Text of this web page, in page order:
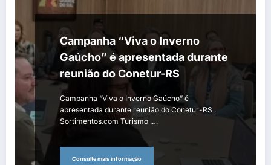
Campanha “Viva o Inverno
Gaúcho” é apresentada durante
reunião do Conetur-RS
Campanha “Viva o Inverno Gaúcho” é
apresentada durante reunião do Conetur-RS .
Sortimentos.com Turismo .…
Consulte mais informação